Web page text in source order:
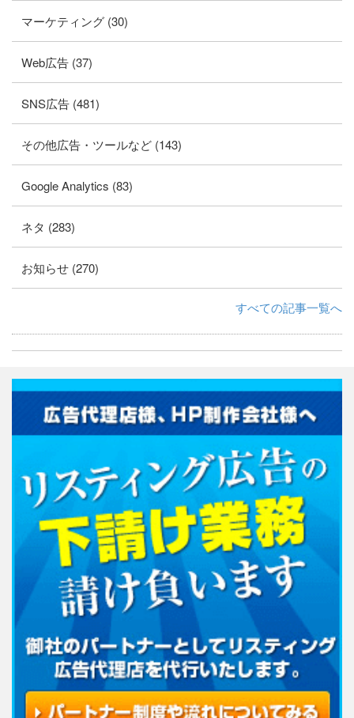
マーケティング (30)
Web広告 (37)
SNS広告 (481)
その他広告・ツールなど (143)
Google Analytics (83)
ネタ (283)
お知らせ (270)
すべての記事一覧へ